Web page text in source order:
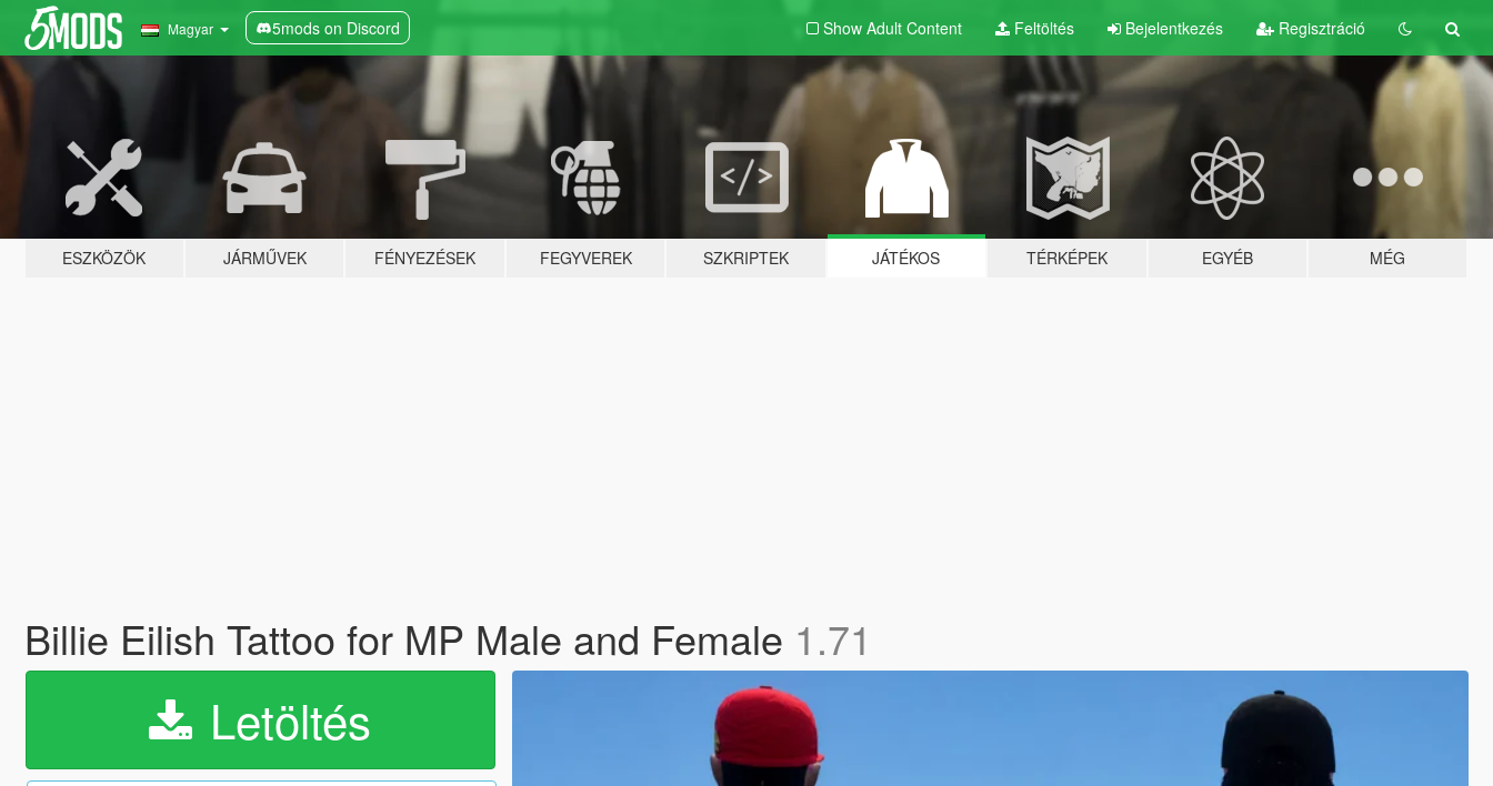
Magyar 5mods on Discord Show Adult Content Feltöltés Bejelentkezés Regisztráció
ESZKÖZÖK JÁRMŰVEK FÉNYEZÉSEK FEGYVEREK SZKRIPTEK JÁTÉKOS TÉRKÉPEK EGYÉB MÉG
Billie Eilish Tattoo for MP Male and Female 1.71
Letöltés